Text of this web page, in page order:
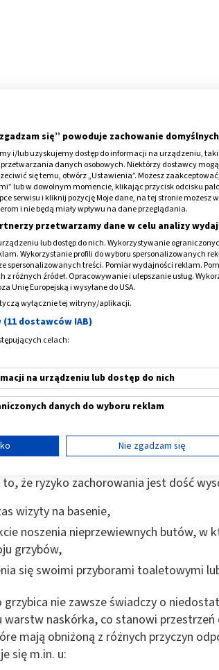
przyczyny grzybicy stóp?
stóp to infekcja grzybicza rozwijająca się
zgrzybicą paznokci.
ICD-11 pojawia się pod kodem
inne określenia takie jak: stopa
nazewnictwo ujawnia kilka informacji o
sportowców, którzy trenują w
się w ich obuwiu idealnej przestrzeni
“dermatofitoza”,
wywołujących tę chorobę - tj. do
czyli struktury odpowiedzialnej za
i pośrednio za przetrwanie
- niezbędnych do
tu dolegliwość to powszechne
ono nawet 15-30% całego
to, że ryzyko zachorowania jest dość
wizyty na basenie,
noszenia nieprzewiewnych butów, w
grzybów,
się swoimi przyborami toaletowymi
grzybica nie zawsze świadczy o
warstw naskórka, co stanowi
mają obniżoną z różnych przyczyn
się m.in. u:
się” powoduje zachowanie
i/lub uzyskujemy dostęp do informacji na urządzeniu,
danych osobowych. Niektórzy dostawcy
się temu, otwórz „Ustawienia”. Możesz
lub w dowolnym momencie, klikając przycisk odcisku
serwisu i kliknij pozycję Moje dane, na tej stronie możesz
i nie będą miały wpływu na dane przeglądania.
przetwarzamy dane w celu analizy
lub dostęp do nich. Wykorzystywanie
Wykorzystanie profili do wyboru spersonalizowanych
spersonalizowanych treści. Pomiar wydajności reklam.
różnych źródeł. Opracowywanie i ulepszanie usług.
Unię Europejską i wysyłane do USA.
wyłącznie tej witryny/aplikacji.
dostawców IAB)
celach:
na urządzeniu lub dostęp do nich
danych do wyboru reklam
spersonalizowanych reklam
personalizacji treści
w celu doboru spersonalizowanych treści
dzięki statystyce lub kombinacji danych z
danych do wyboru treści
Nie zgadzam się